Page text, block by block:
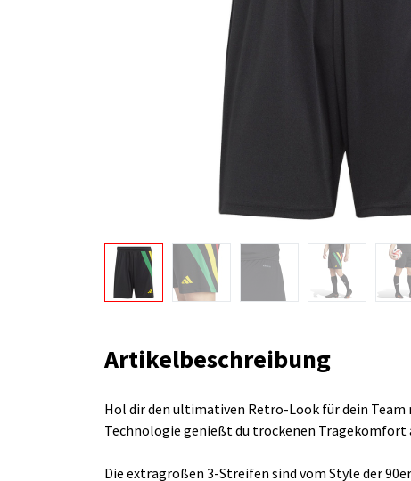
Artikelbeschreibung
Hol dir den ultimativen Retro-Look für dein
Technologie genießt du trockenen Tragekomfort
Die extragroßen 3-Streifen sind vom Style der